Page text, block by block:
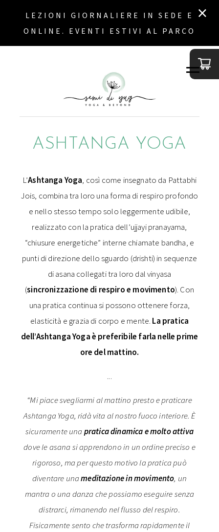
LEZIONI GIORNALIERE IN SEDE E
ONLINE. EVENTI ESTIVI AL PARCO
×
ASHTANGA YOGA
L’Ashtanga Yoga, così come insegnato da Pattabhi
Jois, combina tra loro una forma di respiro profondo
e nello stesso tempo solo leggermente udibile,
realizzato con la pratica dell’ujjayi pranayama,
“chiusure energetiche” interne chiamate bandha, e
punti di direzione dello sguardo (drishti) in sequenze
di asana collegati tra loro dal vinyasa
(sincronizzazione di respiro e movimento). Con
una pratica continua si possono ottenere forza,
elasticità e grazia di corpo e mente. La pratica
dell’Ashtanga Yoga è preferibile farla nelle prime
ore del mattino.
...
“Mi piace svegliarmi al mattino presto e praticare
Ashtanga Yoga, ridà vita al nostro fuoco interiore. È
sicuramente unapratica dinamica e molto attiva
dove le asana si apprendono in un ordine preciso e
rigoroso, ma per questo motivo la pratica può
diventare unameditazione in movimento, un
mantra o una danza che possiamo eseguire senza
distrarci, rimanendo nel flusso del respiro.
Fisicamente sento che trasforma rapidamente il